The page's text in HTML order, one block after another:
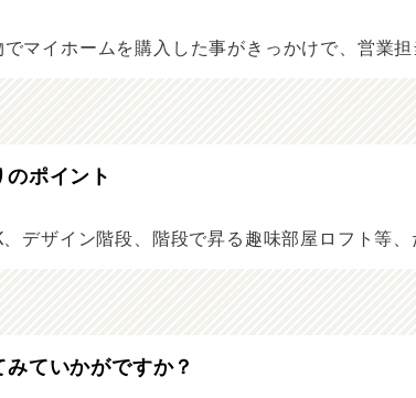
マイホームを購入した事がきっかけで、営業
ポイント
デザイン階段、階段で昇る趣味部屋ロフト等
ていかがですか？